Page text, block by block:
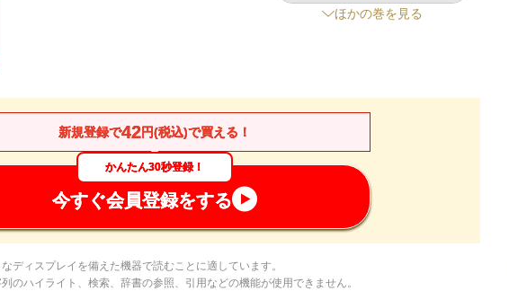
ほかの巻を見る
新規登録で42円(税込)で買える！
かんたん30秒登録！
今すぐ会員登録をする
ディスプレイを備えた機器で読むことに適しています。
のハイライト、検索、辞書の参照、引用などの機能が使用できません。